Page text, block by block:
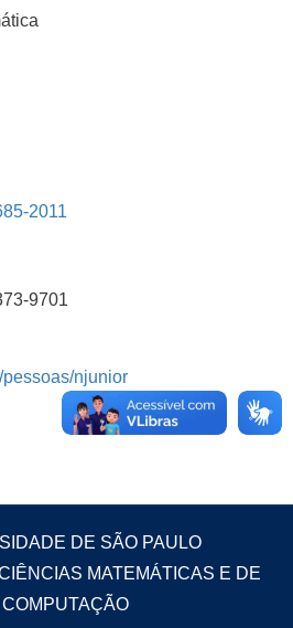
2011
9701
pessoas/njunior
DE SÃO PAULO
MATEMÁTICAS E DE
COMPUTAÇÃO